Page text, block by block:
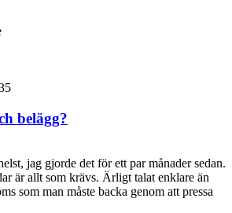
belägg?
jag gjorde det för ett par månader sedan.
är allt som krävs. Ärligt talat enklare än
som man måste backa genom att pressa